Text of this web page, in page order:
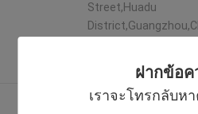
ฝากข้อค
เราจะโทรกลับห
Street,Huadu
ผู้ผลิตได้รับการยืน
ดูเพิ่มเ